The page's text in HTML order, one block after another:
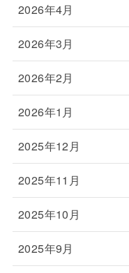
2026年4月
2026年3月
2026年2月
2026年1月
2025年12月
2025年11月
2025年10月
2025年9月